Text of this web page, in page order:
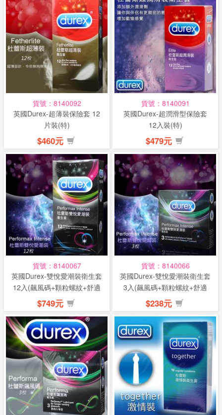
貨號：8140092
英國Durex-超薄裝保險套 12
片裝(特)
$460元
貨號：8140091
英國Durex-超潤滑型保險套
12入裝(特)
$479元
貨號：8140067
英國Durex-雙悅愛潮裝衛生套
12入(飆風碼+顆粒螺紋+舒適
裝)(特)
$749元
貨號：8140066
英國Durex-雙悅愛潮裝衛生套
3入(飆風碼+顆粒螺紋+舒適
裝)(特)
$238元